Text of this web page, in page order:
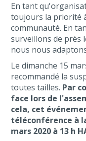
En tant
toujours la priorité
communauté. En
surveillons de près
nous nous
Le dimanche 15
recommandé la
toutes tailles. Par
face lors de
cela, cet
téléconférence à
mars 2020 à 13 h